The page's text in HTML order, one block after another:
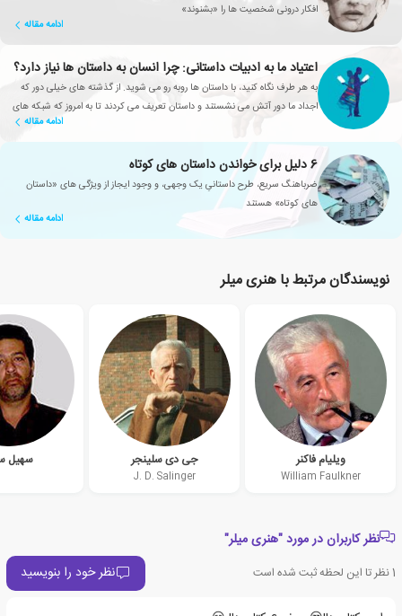
افکار درونی شخصیت ها را «بشنوند»
ادامه مقاله
اعتیاد ما به ادبیات داستانی: چرا انسان به داستان ها نیاز دارد؟
به هر طرف نگاه کنید، با داستان ها روبه رو می شوید. از گذشته های خیلی دور که
اجداد ما دور آتش می نشستند و داستان تعریف می کردند تا به امروز که شبکه های
ادامه مقاله
6 دلیل برای خواندن داستان های کوتاه
ضرباهنگ سریع، طرح داستانیِ یک وجهی، و وجود ایجاز از ویژگی های «داستان
های کوتاه» هستند
ادامه مقاله
نویسندگان مرتبط با هنری میلر
ویلیام فاکنر
William Faulkner
جی دی سلینجر
J. D. Salinger
سهیل
نظر کاربران در مورد "هنری میلر"
1نظر تا این لحظه ثبت شده است نظر خود را بنویسید